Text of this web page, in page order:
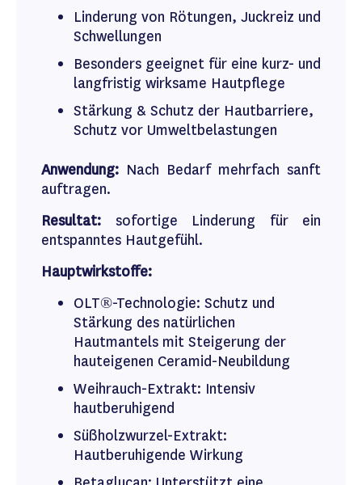
Linderung von Rötungen, Juckreiz und
Schwellungen
Besonders geeignet für eine kurz- und
langfristig wirksame Hautpflege
Stärkung & Schutz der Hautbarriere,
Schutz vor Umweltbelastungen
Anwendung: Nach Bedarf mehrfach sanft
auftragen.
Resultat: sofortige Linderung für ein
entspanntes Hautgefühl.
Hauptwirkstoffe:
OLT®-Technologie: Schutz und
Stärkung des natürlichen
Hautmantels mit Steigerung der
hauteigenen Ceramid-Neubildung
Weihrauch-Extrakt: Intensiv
hautberuhigend
Süßholzwurzel-Extrakt:
Hautberuhigende Wirkung